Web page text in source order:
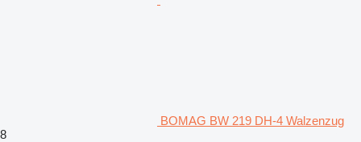
BOMAG BW 219 DH-4 Walzenzug
8